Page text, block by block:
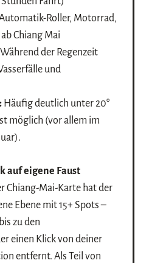
Roller, Motorrad,
Chiang Mai
Während der Regenzeit
und
Häufig deutlich unter 20°
möglich (vor allem im
auf eigene Faust
Chiang-Mai-Karte hat der
Ebene mit 15+ Spots –
zu den
einen Klick von deiner
entfernt. Als Teil von